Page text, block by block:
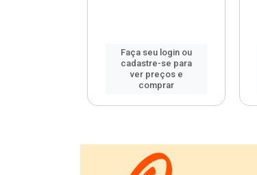
Faça seu login ou
cadastre-se para
ver preços e
comprar